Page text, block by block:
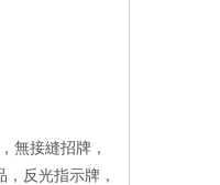
無接縫招牌，
反光指示牌，